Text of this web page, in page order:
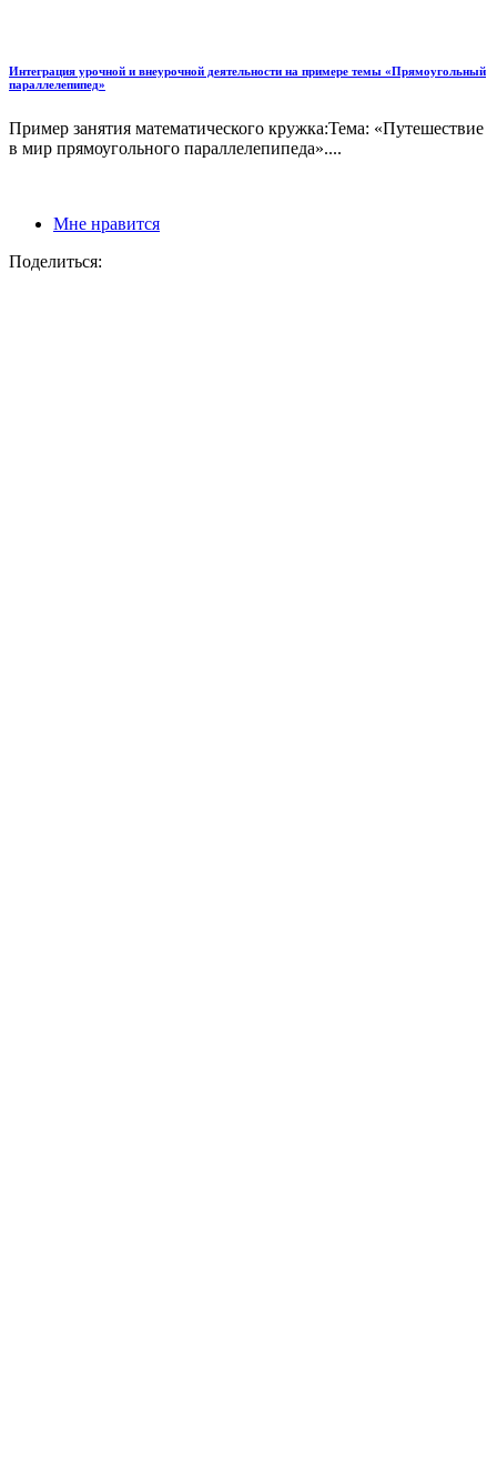
Интеграция урочной и внеурочной деятельности на примере темы «Прямоугольный
параллелепипед»
Пример занятия математического кружка:Тема: «Путешествие
в мир прямоугольного параллелепипеда»....
Мне нравится
Поделиться: